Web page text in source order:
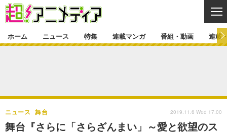
ゲーム・アプリ マンガ
特集一覧 カバー
連載マンガ
連載マンガ一覧 連載一覧
番組・動画
ホーム ニュース 特集 連載マンガ 番組・動画 連載
舞台『さらに「さらざんまい」～愛と欲望のス
ニュース 舞台 2019.11.6 Wed 17:00